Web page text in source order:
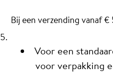
Bij een verzending vanaf
Voor een
voor verpakking